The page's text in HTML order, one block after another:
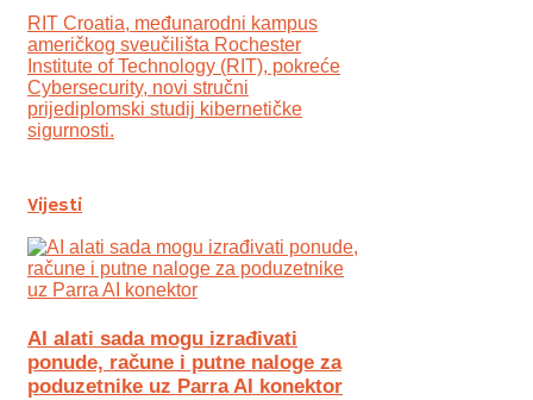
RIT Croatia, međunarodni kampus
američkog sveučilišta Rochester
Institute of Technology (RIT), pokreće
Cybersecurity, novi stručni
prijediplomski studij kibernetičke
sigurnosti.
Vijesti
AI alati sada mogu izrađivati
ponude, račune i putne naloge za
poduzetnike uz Parra AI konektor